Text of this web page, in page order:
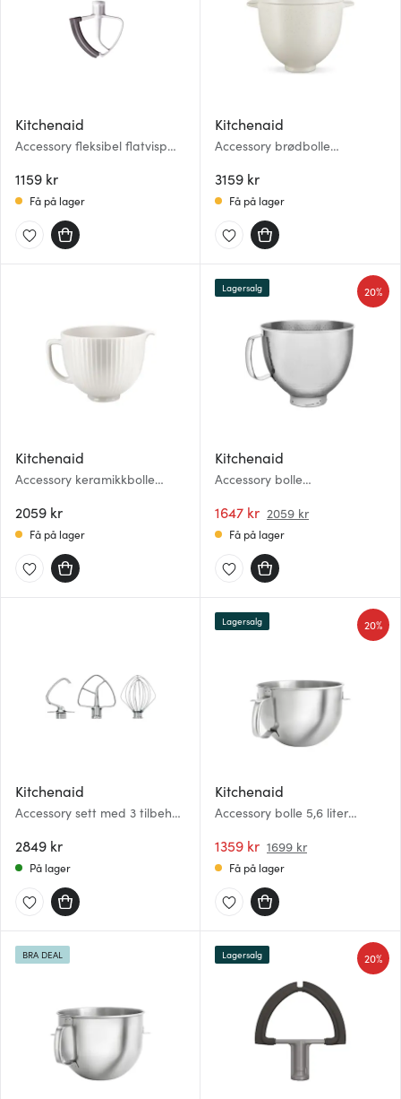
Kitchenaid
Accessory fleksibel flatvisp
1159 kr
Få på lager
Kitchenaid
Accessory brødbolle
3159 kr
Få på lager
Kitchenaid
Accessory keramikkbolle
2059 kr
Få på lager
Kitchenaid
Accessory bolle
børstet/blank
1647 kr 2059 kr
20%
Lagersalg
Få på lager
Kitchenaid
Accessory sett med 3 tilbehør
kjøkkenmaskin med
vippehode
2849 kr
På lager
Kitchenaid
Accessory bolle 5,6 liter
1359 kr 1699 kr
20%
Lagersalg
Få på lager
BRA DEAL 20%
Lagersalg